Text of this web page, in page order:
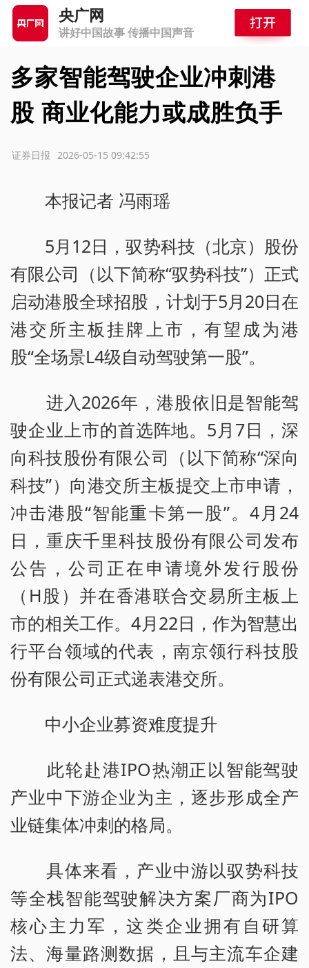
央广网
讲好中国故事 传播中国声音
多家智能驾驶企业冲刺港
股 商业化能力或成胜负手
2026-05-15 09:42:55
证券日报
本报记者 冯雨瑶
5月12日，驭势科技（北京）股份
有限公司（以下简称“驭势科技”）正式
启动港股全球招股，计划于5月20日在
港交所主板挂牌上市，有望成为港
股“全场景L4级自动驾驶第一股”。
进入2026年，港股依旧是智能驾
驶企业上市的首选阵地。5月7日，深
向科技股份有限公司（以下简称“深向
科技”）向港交所主板提交上市申请，
冲击港股“智能重卡第一股”。4月24
日，重庆千里科技股份有限公司发布
公告，公司正在申请境外发行股份
（H股）并在香港联合交易所主板上
市的相关工作。4月22日，作为智慧出
行平台领域的代表，南京领行科技股
份有限公司正式递表港交所。
中小企业募资难度提升
此轮赴港IPO热潮正以智能驾驶
产业中下游企业为主，逐步形成全产
业链集体冲刺的格局。
具体来看，产业中游以驭势科技
等全栈智能驾驶解决方案厂商为IPO
核心主力军，这类企业拥有自研算
法、海量路测数据，且与主流车企建